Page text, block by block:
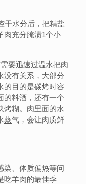
水分后，把精盐
肉充分腌渍1个小
要迅速过温水把肉
没有关系，大部分
的目的是碳烤时容
的料酒，还有一个
烤糊。肉里面的水
蒸气，会让肉质鲜
、体质偏热等问
吃羊肉的最佳季